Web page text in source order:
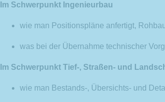
Im Schwerpunkt Ingenieurbau
wie man Positionspläne anfertigt,
was bei der Übernahme technischer
Im Schwerpunkt Tief-, Straßen- und
wie man Bestands-, Übersichts- und